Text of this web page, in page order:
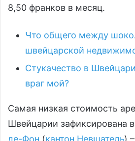
8,50 франков в месяц.
Что общего между
швейцарской
Стукачество в
враг мой?
Самая низкая стоимость
Швейцарии зафиксирована в
де-Фон (кантон Невшатель)